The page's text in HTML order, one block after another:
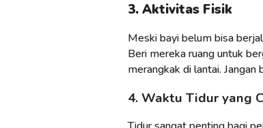
3. Aktivitas Fisik
Meski bayi belum bisa
Beri mereka ruang untuk
merangkak di lantai.
4. Waktu Tidur yang